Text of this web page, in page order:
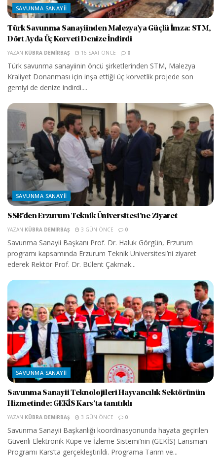
SAVUNMA SANAYII
Türk Savunma Sanayiinden Malezya’ya Güçlü İmza: STM,
Dört Ayda Üç Korveti Denize İndirdi
YAZAN KÜBRA DEMIRBAŞ 16 SAAT ÖNCE 0
Türk savunma sanayiinin öncü şirketlerinden STM, Malezya
Kraliyet Donanması için inşa ettiği üç korvetlik projede son
gemiyi de denize indirdi....
SAVUNMA SANAYII
SSB’den Erzurum Teknik Üniversitesi’ne Ziyaret
YAZAN KÜBRA DEMIRBAŞ 3 GÜN ÖNCE 0
Savunma Sanayii Başkanı Prof. Dr. Haluk Görgün, Erzurum
programı kapsamında Erzurum Teknik Üniversitesi’ni ziyaret
ederek Rektör Prof. Dr. Bülent Çakmak...
SAVUNMA SANAYII
Savunma Sanayii Teknolojileri Hayvancılık Sektörünün
Hizmetinde: GEKİS Kars’ta tanıtıldı
YAZAN KÜBRA DEMIRBAŞ 3 GÜN ÖNCE 0
Savunma Sanayii Başkanlığı koordinasyonunda hayata geçirilen
Güvenli Elektronik Küpe ve İzleme Sistemi’nin (GEKİS) Lansman
Programı Kars’ta gerçekleştirildi. Programa Tarım ve...